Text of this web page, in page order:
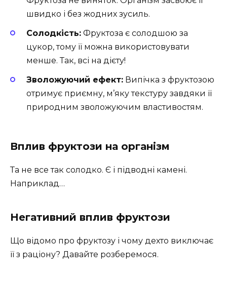
швидко і без жодних зусиль.
Солодкість: Фруктоза є солодшою за
цукор, тому її можна використовувати
менше. Так, всі на дієту!
Зволожуючий ефект: Випічка з фруктозою
отримує приємну, м’яку текстуру завдяки її
природним зволожуючим властивостям.
Вплив фруктози на організм
Та не все так солодко. Є і підводні камені.
Наприклад…
Негативний вплив фруктози
Що відомо про фруктозу і чому дехто виключає
її з раціону? Давайте розберемося.